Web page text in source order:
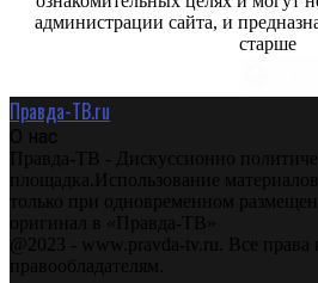
администрации сайта, и
старше
Правда-ТВ.ru
О нас
Правда-ТВ - Дискуссионно
площадка.Использование
только при одновременном
оригинал в «Правда-ТВ»
@2023 - www.pravda-tv.ru. Все права
правообладателям.